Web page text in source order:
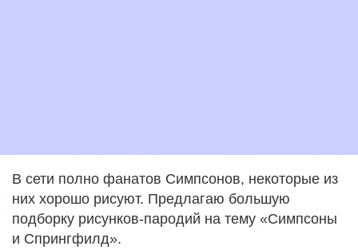
В сети полно фанатов Симпсонов, некоторые из
них хорошо рисуют. Предлагаю большую
подборку рисунков-пародий на тему «Симпсоны
и Спрингфилд».